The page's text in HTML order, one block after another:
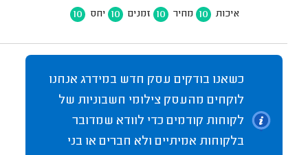
איכות 10 מחיר 10 זמנים 10 יחס 10
כשאנו בודקים עסק חדש במידרג אנחנו
לוקחים מהעסק צילומי חשבוניות של
לקוחות קודמים כדי לוודא שמדובר
בלקוחות אמיתיים ולא חברים או בני